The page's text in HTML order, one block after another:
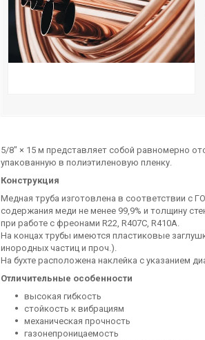
5/8" × 15 м представляет собой равномерно
упакованную в полиэтиленовую пленку.
Конструкция
Медная труба изготовлена в соответствии с
содержания меди не менее 99,9% и толщину
при работе с фреонами R22, R407C, R410A.
На концах трубы имеются пластиковые
инородных частиц и проч.).
На бухте расположена наклейка с указанием
Отличительные особенности
высокая гибкость
стойкость к вибрациям
механическая прочность
газонепроницаемость